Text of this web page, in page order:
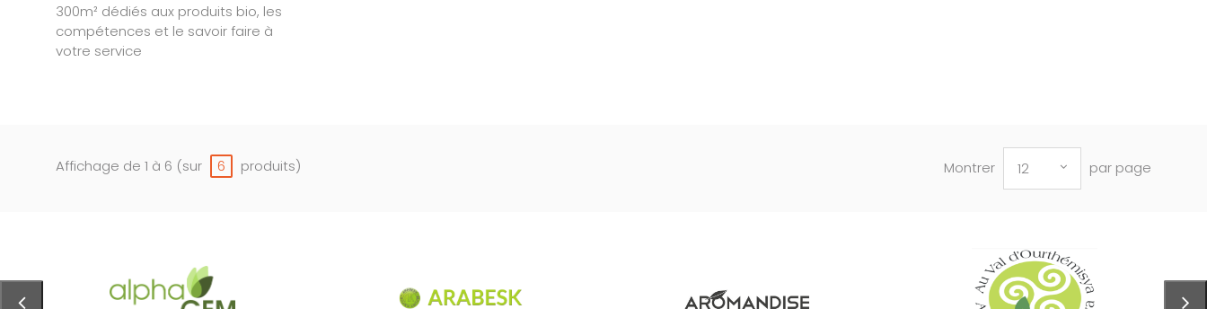
300m² dédiés aux produits bio, les
compétences et le savoir faire à
votre service
Affichage de 1 à 6 (sur 6 produits) Montrer 12 par page